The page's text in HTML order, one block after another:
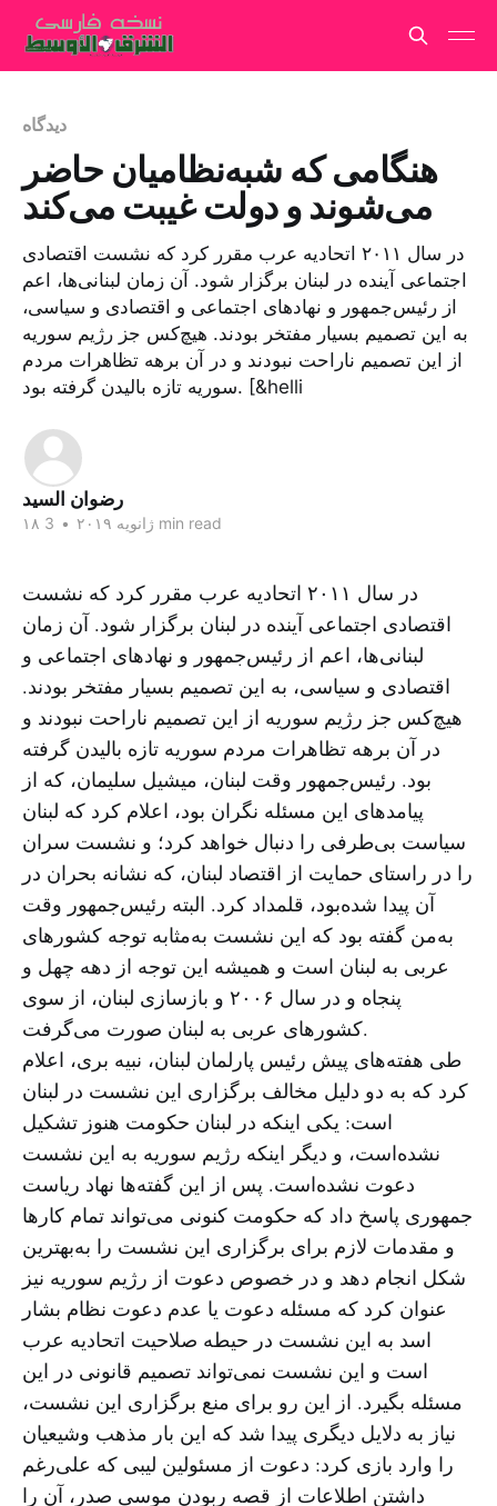
دیدگاه
هنگامی که شبه‌نظامیان حاضر
می‌شوند و دولت غیبت می‌کند
در سال ۲۰۱۱ اتحادیه عرب مقرر کرد که نشست اقتصادی
اجتماعی آینده در لبنان برگزار شود. آن زمان لبنانی‌ها، اعم
از رئیس‌جمهور و نهادهای اجتماعی و اقتصادی و سیاسی،
به این تصمیم بسیار مفتخر بودند. هیچ‌کس جز رژیم سوریه
از این تصمیم ناراحت نبودند و در آن برهه تظاهرات مردم
سوریه تازه بالیدن گرفته بود. [&helli
رضوان السید
۱۸ ژانویه ۲۰۱۹ • 3 min read
در سال ۲۰۱۱ اتحادیه عرب مقرر کرد که نشست
اقتصادی اجتماعی آینده در لبنان برگزار شود. آن زمان
لبنانی‌ها، اعم از رئیس‌جمهور و نهادهای اجتماعی و
اقتصادی و سیاسی، به این تصمیم بسیار مفتخر بودند.
هیچ‌کس جز رژیم سوریه از این تصمیم ناراحت نبودند و
در آن برهه تظاهرات مردم سوریه تازه بالیدن گرفته
بود. رئیس‌جمهور وقت لبنان، میشیل سلیمان، که از
پیامدهای این مسئله نگران بود، اعلام کرد که لبنان
سیاست بی‌طرفی را دنبال خواهد کرد؛ و نشست سران
را در راستای حمایت از اقتصاد لبنان، که نشانه بحران در
آن پیدا شده‌بود، قلمداد کرد. البته رئیس‌جمهور وقت
به‌من گفته بود که این نشست به‌مثابه توجه کشورهای
عربی به لبنان است و همیشه این توجه از دهه چهل و
پنجاه و در سال ۲۰۰۶ و بازسازی لبنان، از سوی
کشورهای عربی به لبنان صورت می‌گرفت.
طی هفته‌های پیش رئیس پارلمان لبنان، نبیه بری، اعلام
کرد که به دو دلیل مخالف برگزاری این نشست در لبنان
است: یکی اینکه در لبنان حکومت هنوز تشکیل
نشده‌است، و دیگر اینکه رژیم سوریه به این نشست
دعوت نشده‌است. پس از این گفته‌ها نهاد ریاست
جمهوری پاسخ داد که حکومت کنونی می‌تواند تمام کارها
و مقدمات لازم برای برگزاری این نشست را به‌بهترین
شکل انجام دهد و در خصوص دعوت از رژیم سوریه نیز
عنوان کرد که مسئله دعوت یا عدم دعوت نظام بشار
اسد به این نشست در حیطه صلاحیت اتحادیه عرب
است و این نشست نمی‌تواند تصمیم قانونی در این
مسئله بگیرد. از این رو برای منع برگزاری این نشست،
نیاز به دلایل دیگری پیدا شد که این بار مذهب وشیعیان
را وارد بازی کرد: دعوت از مسئولین لیبی که علی‌رغم
داشتن اطلاعات از قصه ربودن موسی صدر، آن را